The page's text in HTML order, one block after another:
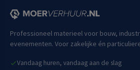
Professioneel materieel voor bouw,
evenementen. Voor zakelijke én
Vandaag huren, vandaag aan de slag